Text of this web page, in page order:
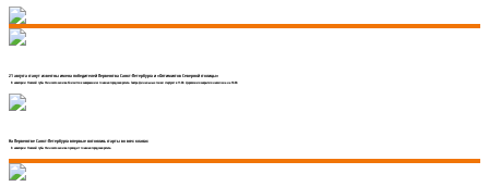
21 августа станут известны имена победителей Первенства Санкт-Петербурга и «Оптимистов Северной столицы»
В акватории Невской губы Финского залива близится к завершению главная городская регата. Завтра финальные гонки стартуют в 11.00. Церемония закрытия намечена на 18.00.
На Первенстве Санкт-Петербурга впервые состоялись старты во всех классах
В акватории Невской губы Финского залива проходит главная городская регата.